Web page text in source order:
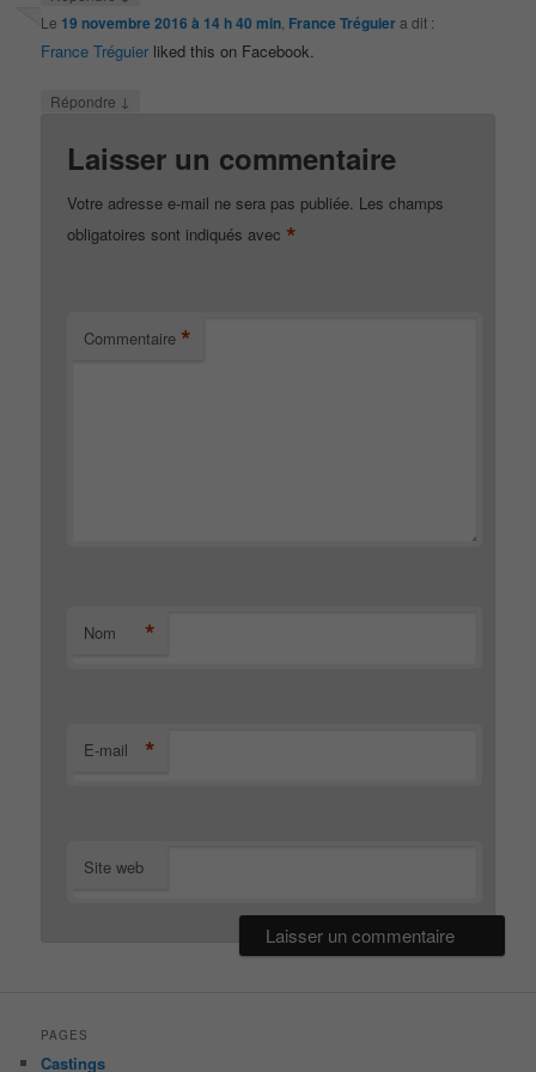
Le 19 novembre 2016 à 14 h 40 min France Tréguiera dit :
France Tréguier liked this on Facebook.
Répondre ↓
Laisser un commentaire
Votre adresse e-mail ne sera pas publiée. Les champs
obligatoires sont indiqués avec *
Commentaire *
Nom *
E-mail *
Site web
PAGES
Castings